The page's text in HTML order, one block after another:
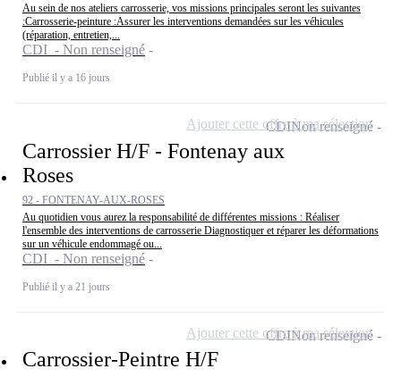
Au sein de nos ateliers carrosserie, vos missions principales seront les suivantes
:Carrosserie-peinture :Assurer les interventions demandées sur les véhicules
(réparation, entretien,...
CDI - Non renseigné
Publié il y a 16 jours
Carrossier H/F - Fontenay aux
Roses
92 - FONTENAY-AUX-ROSES
Au quotidien vous aurez la responsabilité de différentes missions : Réaliser
l'ensemble des interventions de carrosserie Diagnostiquer et réparer les déformations
sur un véhicule endommagé ou...
CDI - Non renseigné
Publié il y a 21 jours
CDINon renseigné
Ajouter cette offre à ma sélection
Carrossier-Peintre H/F
CDINon renseigné
Ajouter cette offre à ma sélection